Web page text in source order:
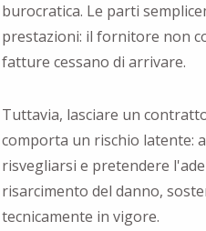
burocratica. Le parti
prestazioni: il fornitore non
fatture cessano di arrivare.
Tuttavia, lasciare un
comporta un rischio latente:
risvegliarsi e pretendere
risarcimento del danno,
tecnicamente in vigore.